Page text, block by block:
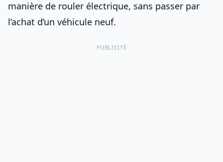
manière de rouler électrique, sans passer par
l’achat d’un véhicule neuf.
PUBLICITÉ